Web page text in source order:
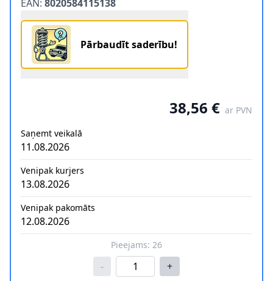
EAN: 8020584115138
Pārbaudīt saderību!
38,56 € ar PVN
Saņemt veikalā
11.08.2026
Venipak kurjers
13.08.2026
Venipak pakomāts
12.08.2026
Pieejams: 26
- +